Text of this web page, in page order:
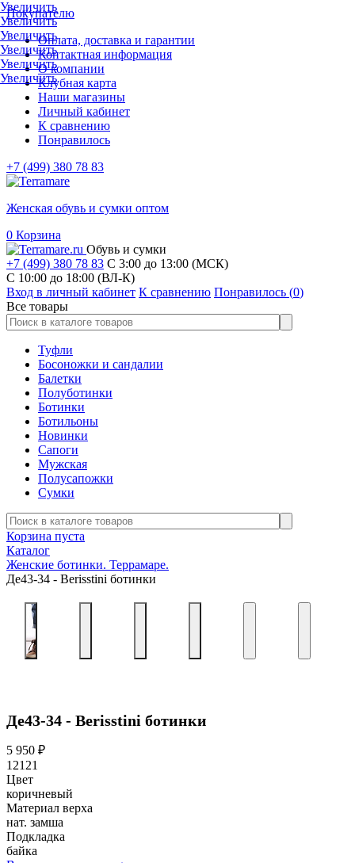
Покупателю
Оплата, доставка и гарантии
Контактная информация
О компании
Клубная карта
Наши магазины
Личный кабинет
К сравнению
Понравилось
+7 (499) 380 78 83
Женская обувь и сумки оптом
0 Корзина
Обувь и сумки
+7 (499) 380 78 83 С 3:00 до 13:00 (МСК)
C 10:00 до 18:00 (ВЛ-К)
Вход в личный кабинет К сравнению Понравилось (0)
Все товары
Туфли
Босоножки и сандалии
Балетки
Полуботинки
Ботинки
Ботильоны
Новинки
Сапоги
Мужская
Полусапожки
Сумки
Корзина пуста
Каталог
Женские ботинки. Террамаре.
Де43-34 - Berisstini ботинки
Увеличить
Увеличить
Увеличить
Увеличить
Увеличить
Увеличить
Де43-34 - Berisstini ботинки
5 950 ₽
12121
Цвет
коричневый
Материал верха
нат. замша
Подкладка
байка